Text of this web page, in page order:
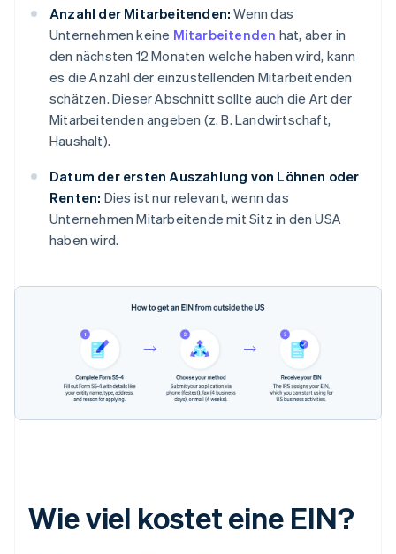
Anzahl der Mitarbeitenden: Wenn das
Unternehmen keine Mitarbeitenden hat, aber in
den nächsten 12 Monaten welche haben wird, kann
es die Anzahl der einzustellenden Mitarbeitenden
schätzen. Dieser Abschnitt sollte auch die Art der
Mitarbeitenden angeben (z. B. Landwirtschaft,
Haushalt).
Datum der ersten Auszahlung von Löhnen oder
Renten: Dies ist nur relevant, wenn das
Unternehmen Mitarbeitende mit Sitz in den USA
haben wird.
Wie viel kostet eine EIN?